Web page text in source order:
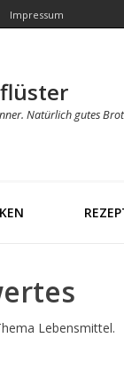
Impressum
Natürlich gutes
Lebensmittel.